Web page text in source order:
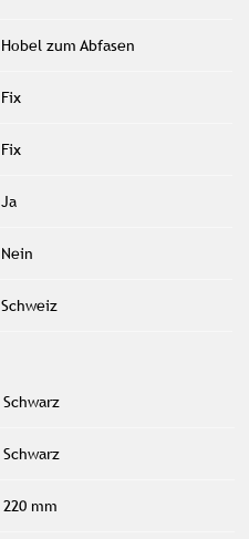
Hobel zum Abfasen
Fix
Fix
Ja
Nein
Schweiz
Schwarz
Schwarz
220 mm